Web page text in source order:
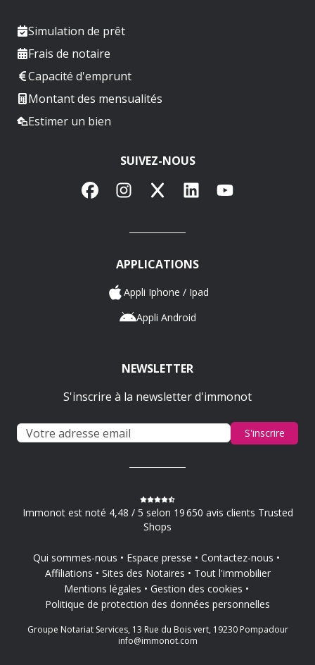
Simulation de prêt
Frais de notaire
Capacité d'emprunt
Montant des mensualités
Estimer un bien
SUIVEZ-NOUS
FacebookInstagram
X LinkedInYouTube
APPLICATIONS
Appli Iphone / Ipad
Appli Android
NEWSLETTER
S'inscrire à la newsletter d'immonot
S'inscrire
Immonot est noté 4,48 / 5 selon 19 650 avis clients Trusted
Shops
Qui sommes-nous Espace presse
Contactez-nous
Affiliations
Sites des Notaires
Tout l'immobilier
Mentions légales
Gestion des cookies
Politique de protection des données personnelles
Groupe Notariat Services, 13 Rue du Bois vert, 19230 Pompadour
info@immonot.com